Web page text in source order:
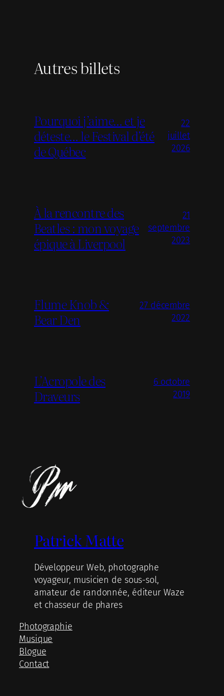
Autres billets
Pourquoi j’aime… et je
déteste… le Festival d’été
de Québec
22
juillet
2026
À la rencontre des
Beatles : mon voyage
épique à Liverpool
21
septembre
2023
Flume Knob &
Bear Den
27 décembre
2022
L’Acropole des
Draveurs
6 octobre
2019
Patrick Matte
Développeur Web, photographe
voyageur, musicien de sous-sol,
amateur de randonnée, éditeur Waze
et chasseur de phares
Photographie
Musique
Blogue
Contact